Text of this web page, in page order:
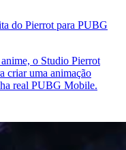
do Pierrot para PUBG
o Studio Pierrot
criar uma animação
real PUBG Mobile.